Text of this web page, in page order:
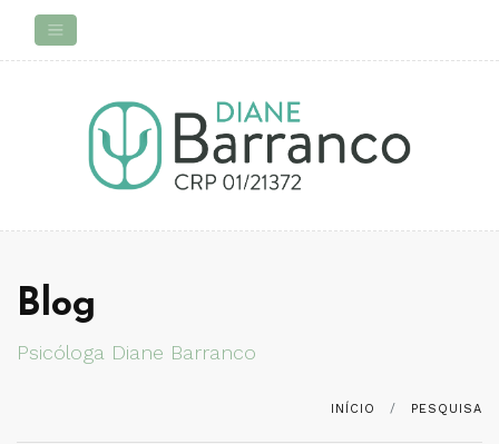
Blog
Psicóloga Diane Barranco
INÍCIO PESQUISA